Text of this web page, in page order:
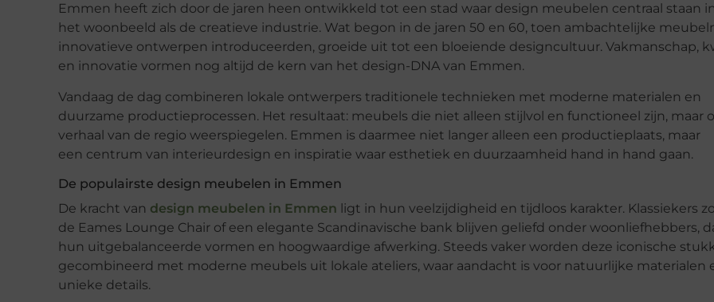
Emmen heeft zich door de jaren heen ontwikkeld tot een stad waar design meubelen centraal staan
het woonbeeld als de creatieve industrie. Wat begon in de jaren 50 en 60, toen ambachtelijke
innovatieve ontwerpen introduceerden, groeide uit tot een bloeiende designcultuur. Vakmanschap,
en innovatie vormen nog altijd de kern van het design-DNA van Emmen.
Vandaag de dag combineren lokale ontwerpers traditionele technieken met moderne materialen en
duurzame productieprocessen. Het resultaat: meubels die niet alleen stijlvol en functioneel zijn, maar
verhaal van de regio weerspiegelen. Emmen is daarmee niet langer alleen een productieplaats, maar
een centrum van interieurdesign en inspiratie waar esthetiek en duurzaamheid hand in hand gaan.
De populairste design meubelen in Emmen
De kracht van design meubelen in Emmen ligt in hun veelzijdigheid en tijdloos karakter. Klassiekers
de Eames Lounge Chair of een elegante Scandinavische bank blijven geliefd onder woonliefhebbers,
hun uitgebalanceerde vormen en hoogwaardige afwerking. Steeds vaker worden deze iconische
gecombineerd met moderne meubels uit lokale ateliers, waar aandacht is voor natuurlijke materialen
unieke details.